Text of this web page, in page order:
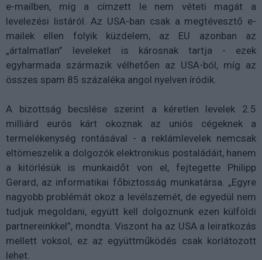
e-mailben, míg a címzett le nem véteti magát a
levelezési listáról. Az USA-ban csak a megtévesztő e-
mailek ellen folyik küzdelem, az EU azonban az
„ártalmatlan” leveleket is károsnak tartja - ezek
egyharmada származik vélhetően az USA-ból, míg az
összes spam 85 százaléka angol nyelven íródik.
A bizottság becslése szerint a kéretlen levelek 2.5
milliárd eurós kárt okoznak az uniós cégeknek a
termelékenység rontásával - a reklámlevelek nemcsak
eltömeszelik a dolgozók elektronikus postaládáit, hanem
a kitörlésük is munkaidőt von el, fejtegette Philipp
Gerard, az informatikai főbiztosság munkatársa. „Egyre
nagyobb problémát okoz a levélszemét, de egyedül nem
tudjuk megoldani, együtt kell dolgoznunk ezen külföldi
partnereinkkel”, mondta. Viszont ha az USA a leiratkozás
mellett voksol, ez az együttműködés csak korlátozott
lehet.